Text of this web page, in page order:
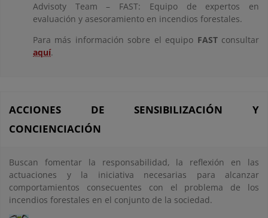
Advisoty Team – FAST: Equipo de expertos en
evaluación y asesoramiento en incendios forestales.
Para más información sobre el equipo FASTconsultar
aquí.
ACCIONES DE SENSIBILIZACIÓN Y
CONCIENCIACIÓN
Buscan fomentar la responsabilidad, la reflexión en las
actuaciones y la iniciativa necesarias para alcanzar
comportamientos consecuentes con el problema de los
incendios forestales en el conjunto de la sociedad.